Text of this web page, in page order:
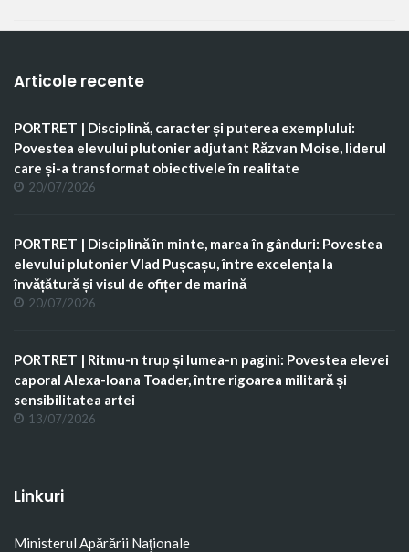
Articole recente
PORTRET | Disciplină, caracter și puterea exemplului:
Povestea elevului plutonier adjutant Răzvan Moise, liderul
care și-a transformat obiectivele în realitate
20/07/2026
PORTRET | Disciplină în minte, marea în gânduri: Povestea
elevului plutonier Vlad Pușcașu, între excelența la
învățătură și visul de ofițer de marină
20/07/2026
PORTRET | Ritmu-n trup și lumea-n pagini: Povestea elevei
caporal Alexa-Ioana Toader, între rigoarea militară și
sensibilitatea artei
13/07/2026
Linkuri
Ministerul Apărării Naţionale